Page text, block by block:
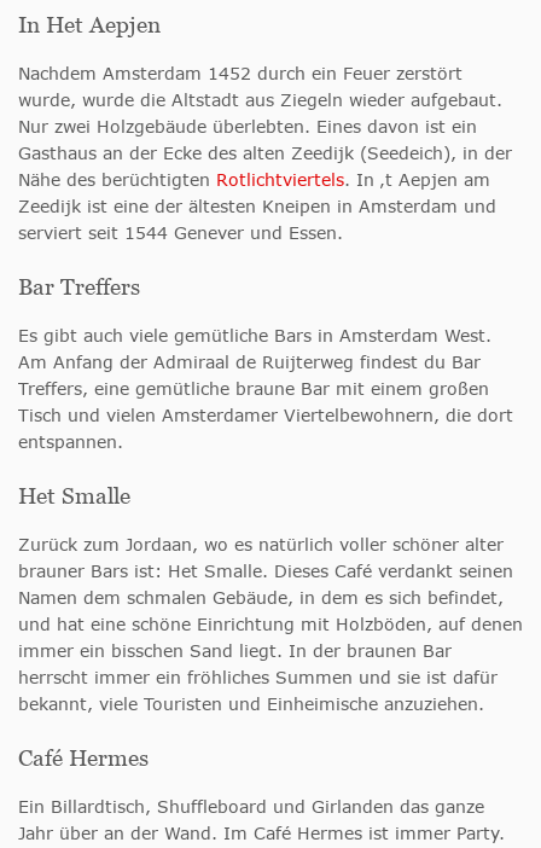
In Het Aepjen
Nachdem Amsterdam 1452 durch ein Feuer zerstört
wurde, wurde die Altstadt aus Ziegeln wieder aufgebaut.
Nur zwei Holzgebäude überlebten. Eines davon ist ein
Gasthaus an der Ecke des alten Zeedijk (Seedeich), in der
Nähe des berüchtigten Rotlichtviertels. In ‚t Aepjen am
Zeedijk ist eine der ältesten Kneipen in Amsterdam und
serviert seit 1544 Genever und Essen.
Bar Treffers
Es gibt auch viele gemütliche Bars in Amsterdam West.
Am Anfang der Admiraal de Ruijterweg findest du Bar
Treffers, eine gemütliche braune Bar mit einem großen
Tisch und vielen Amsterdamer Viertelbewohnern, die dort
entspannen.
Het Smalle
Zurück zum Jordaan, wo es natürlich voller schöner alter
brauner Bars ist: Het Smalle. Dieses Café verdankt seinen
Namen dem schmalen Gebäude, in dem es sich befindet,
und hat eine schöne Einrichtung mit Holzböden, auf denen
immer ein bisschen Sand liegt. In der braunen Bar
herrscht immer ein fröhliches Summen und sie ist dafür
bekannt, viele Touristen und Einheimische anzuziehen.
Café Hermes
Ein Billardtisch, Shuffleboard und Girlanden das ganze
Jahr über an der Wand. Im Café Hermes ist immer Party.